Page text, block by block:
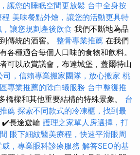
讓您的睡眠空間更放鬆 台中全身按
美味餐點外燴，讓您的活動更具特
讓您規劃產後飲食 我們不斷地為品
傳統的酒窖。 整骨專業推薦 在我們
各種適合每個人口味的食物和飲料。
可以欣賞議會，布達城堡，蓋爾特山
司，信賴專業搬家團隊，放心搬家 桃
專業推薦的除白蟻服務 台中整復推
橋樑和其他重要結構的特殊景象。 台
薦 探索不同款式的冷凍櫃，找到最
✔️長途遊輪 護理之家單人房選擇，打
眼下細紋醫美療程，快速平滑眼周
，專業眼科診療服務 解答SEO的基